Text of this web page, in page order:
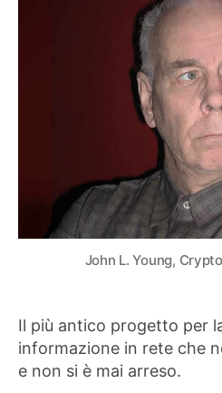
John L. Young,
Il più antico progetto per
informazione in rete che
e non si è mai arreso.